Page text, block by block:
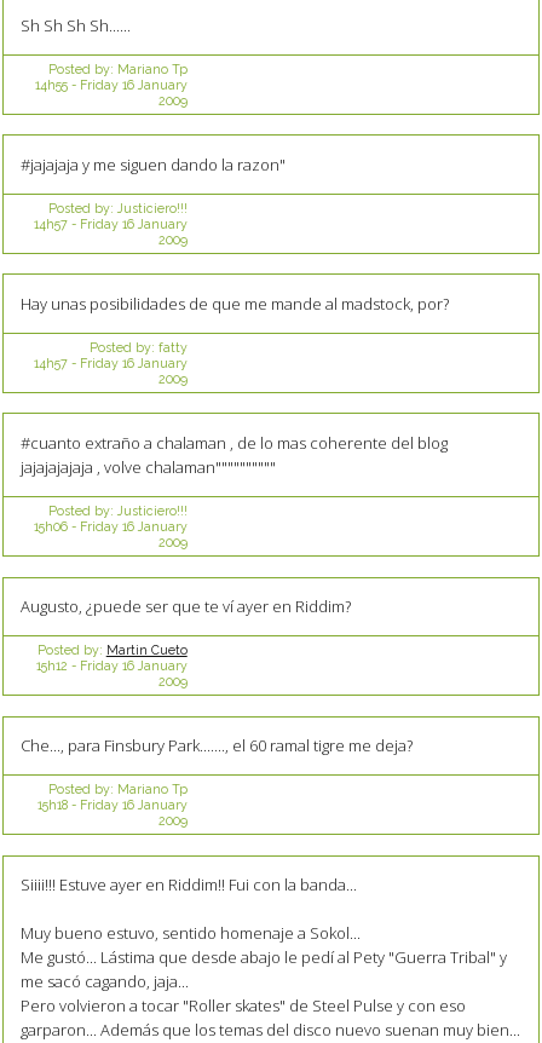
Sh Sh Sh Sh......
Posted by: Mariano Tp
14h55- Friday 16 January
2009
#jajajaja y me siguen dando la razon"
Posted by: Justiciero!!!
14h57- Friday 16 January
2009
Hay unas posibilidades de que me mande al madstock, por?
Posted by: fatty
14h57- Friday 16 January
2009
#cuanto extraño a chalaman , de lo mas coherente del blog
jajajajajaja , volve chalaman""""""""""
Posted by: Justiciero!!!
15h06- Friday 16 January
2009
Augusto, ¿puede ser que te ví ayer en Riddim?
Posted by: Martin Cueto
15h12 - Friday 16 January
2009
Che..., para Finsbury Park......., el 60 ramal tigre me deja?
Posted by: Mariano Tp
15h18- Friday 16 January
2009
Siiii!!! Estuve ayer en Riddim!! Fui con la banda...
Muy bueno estuvo, sentido homenaje a Sokol...
Me gustó... Lástima que desde abajo le pedí al Pety "Guerra Tribal" y
me sacó cagando, jaja...
Pero volvieron a tocar "Roller skates" de Steel Pulse y con eso
garparon... Además que los temas del disco nuevo suenan muy bien...